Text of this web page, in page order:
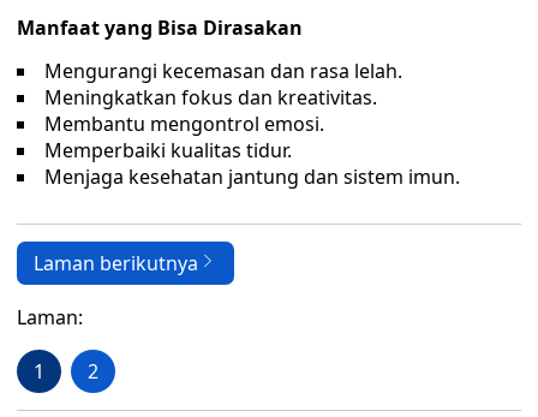
Manfaat yang Bisa Dirasakan
Mengurangi kecemasan dan rasa lelah.
Meningkatkan fokus dan kreativitas.
Membantu mengontrol emosi.
Memperbaiki kualitas tidur.
Menjaga kesehatan jantung dan sistem imun.
Laman berikutnya
Laman:
1 2